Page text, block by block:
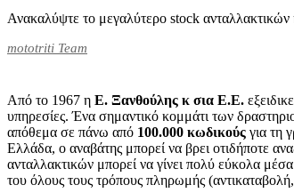
Ανακαλύψτε το μεγαλύτερο stock ανταλλακτικών
mototriti Team
Από το 1967 η Ε. Ξανθούλης κ σια Ε.Ε.
υπηρεσίες. Ένα σημαντικό κομμάτι των
απόθεμα σε πάνω από 100.000 κωδικούς για τη
Ελλάδα, ο αναβάτης μπορεί να βρει οτιδήποτε
ανταλλακτικών μπορεί να γίνει πολύ εύκολα
του όλους τους τρόπους πληρωμής